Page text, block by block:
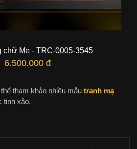
chữ Mẹ - TRC-0005-3545
6.500.000 đ
tham khảo nhiều mẫu tranh mạ
tinh xảo.